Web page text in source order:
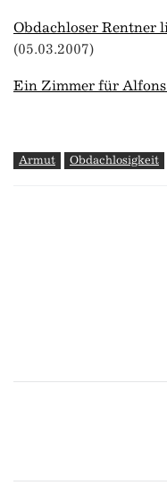
Obdachloser Rentner
(05.03.2007)
Ein Zimmer für
Armut Obdachlosigkeit